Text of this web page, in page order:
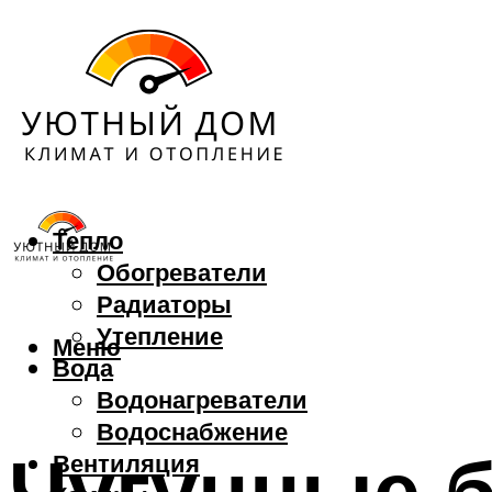
Тепло
Обогреватели
Радиаторы
Утепление
Вода
Водонагреватели
Водоснабжение
Вентиляция
Меню